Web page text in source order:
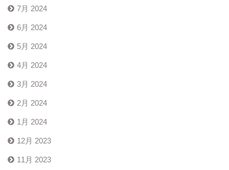
7月 2024
6月 2024
5月 2024
4月 2024
3月 2024
2月 2024
1月 2024
12月 2023
11月 2023